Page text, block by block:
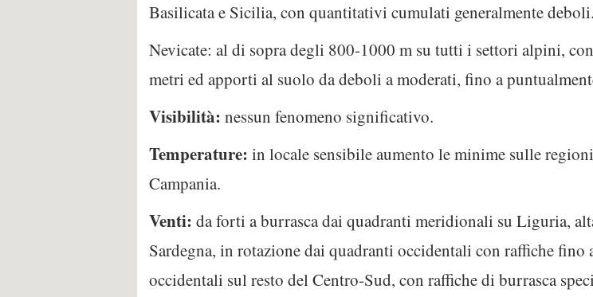
Basilicata e Sicilia, con quantitativi cumulati generalmente deboli.
Nevicate: al di sopra degli 800-1000 m su tutti i settori alpini,
metri ed apporti al suolo da deboli a moderati, fino a
Visibilità: nessun fenomeno significativo.
Temperature: in locale sensibile aumento le minime sulle
Campania.
Venti: da forti a burrasca dai quadranti meridionali su Liguria,
Sardegna, in rotazione dai quadranti occidentali con raffiche
occidentali sul resto del Centro-Sud, con raffiche di burrasca